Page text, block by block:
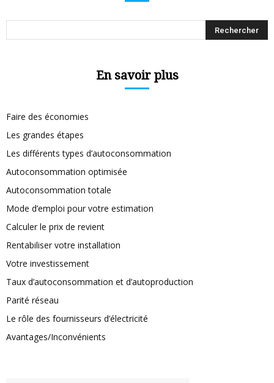
En savoir plus
Faire des économies
Les grandes étapes
Les différents types d’autoconsommation
Autoconsommation optimisée
Autoconsommation totale
Mode d’emploi pour votre estimation
Calculer le prix de revient
Rentabiliser votre installation
Votre investissement
Taux d’autoconsommation et d’autoproduction
Parité réseau
Le rôle des fournisseurs d’électricité
Avantages/Inconvénients